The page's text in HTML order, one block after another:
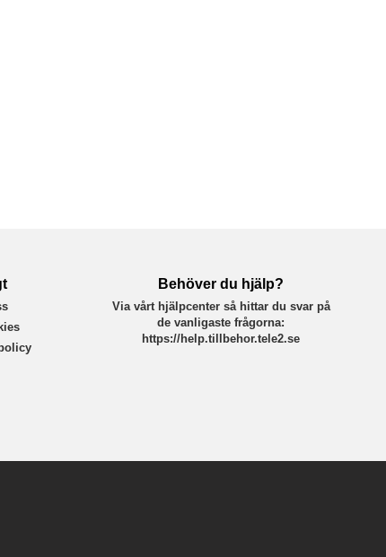
Behöver du hjälp?
Via vårt hjälpcenter så hittar du svar på
de vanligaste frågorna:
https://help.tillbehor.tele2.se